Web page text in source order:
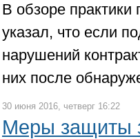
В обзоре
указал, что если
нарушений
них после
30 июня 2016, четверг 16:22
Меры защиты